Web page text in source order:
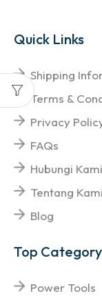
Quick Links
Shipping
Terms &
Privacy
FAQs
Hubungi Kami
Tentang Kami
Blog
Top Category
Power Tools